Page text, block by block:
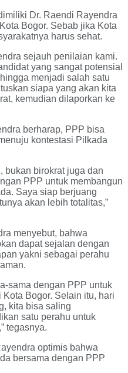
Dr. Raendi Rayendra
Bogor. Sebab jika Kota
harus sehat.
sejauh penilaian kami.
yang sangat potensial
menjadi salah satu
siapa yang akan kita
kemudian dilaporkan ke
berharap, PPP bisa
kontestasi Pilkada
bukan birokrat juga dan
PPP untuk membangun
Saya siap berjuang
akan lebih totalitas,”
menyebut, bahwa
dapat sejalan dengan
yakni sebagai perahu
sama dengan PPP untuk
Bogor. Selain itu, hari
kita bisa saling
satu perahu untuk
tegasnya.
optimis bahwa
bersama dengan PPP